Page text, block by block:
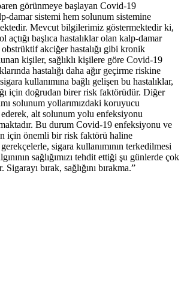
görünmeye başlayan Covid-19
damar sistemi hem solunum sistemine
Mevcut bilgilerimiz göstermektedir ki,
açtığı başlıca hastalıklar olan kalp-damar
akciğer hastalığı gibi kronik
kişiler, sağlıklı kişilere göre Covid-19
hastalığı daha ağır geçirme riskine
kullanımına bağlı gelişen bu hastalıklar,
için doğrudan birer risk faktörüdür. Diğer
solunum yollarımızdaki koruyucu
alt solunum yolu enfeksiyonu
Bu durum Covid-19 enfeksiyonu ve
için önemli bir risk faktörü haline
sigara kullanımının terkedilmesi
sağlığımızı tehdit ettiği şu günlerde çok
bırak, sağlığını bırakma.”